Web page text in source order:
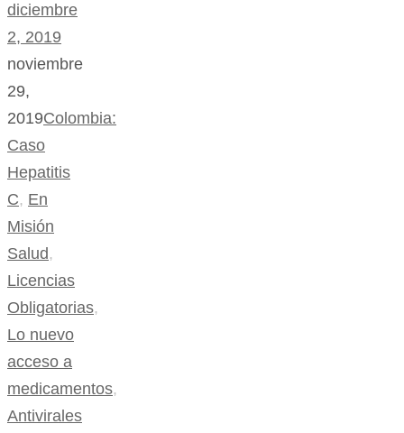
diciembre
2, 2019
noviembre
29,
2019Colombia:
Caso
Hepatitis
C, En
Misión
Salud ,
Licencias
Obligatorias,
Lo nuevo
acceso a
medicamentos,
Antivirales